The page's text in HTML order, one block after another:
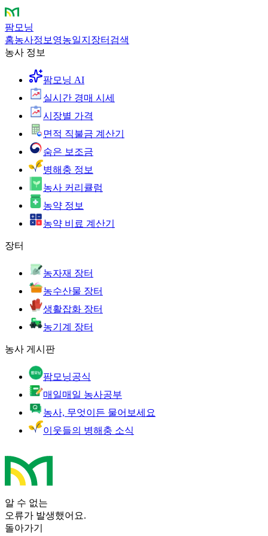
팜모닝
홈농사정보 영농일지 장터 검색
농사 정보
팜모닝 AI
실시간 경매 시세
시장별 가격
면적 직불금 계산기
숨은 보조금
병해충 정보
농사 커리큘럼
농약 정보
농약 비료 계산기
장터
농자재 장터
농수산물 장터
생활잡화 장터
농기계 장터
농사 게시판
팜모닝공식
매일매일 농사공부
농사, 무엇이든 물어보세요
이웃들의 병해충 소식
알 수 없는
오류가 발생했어요.
돌아가기